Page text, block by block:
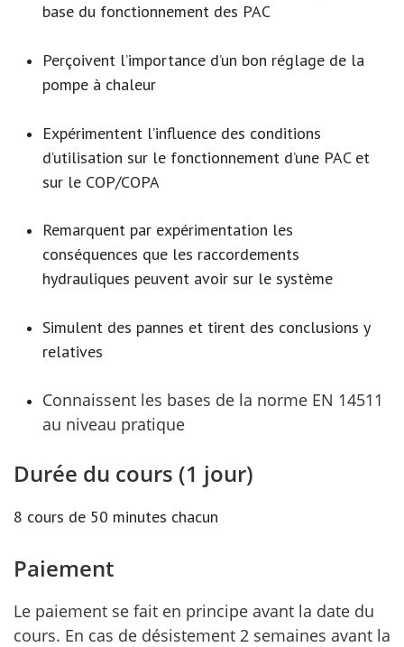
base du fonctionnement des PAC
Perçoivent l’importance d’un bon réglage de la
pompe à chaleur
Expérimentent l’influence des conditions
d’utilisation sur le fonctionnement d’une PAC et
sur le COP/COPA
Remarquent par expérimentation les
conséquences que les raccordements
hydrauliques peuvent avoir sur le système
Simulent des pannes et tirent des conclusions y
relatives
Connaissent les bases de la norme EN 14511
au niveau pratique
Durée du cours (1 jour)
8 cours de 50 minutes chacun
Paiement
Le paiement se fait en principe avant la date du
cours. En cas de désistement 2 semaines avant la